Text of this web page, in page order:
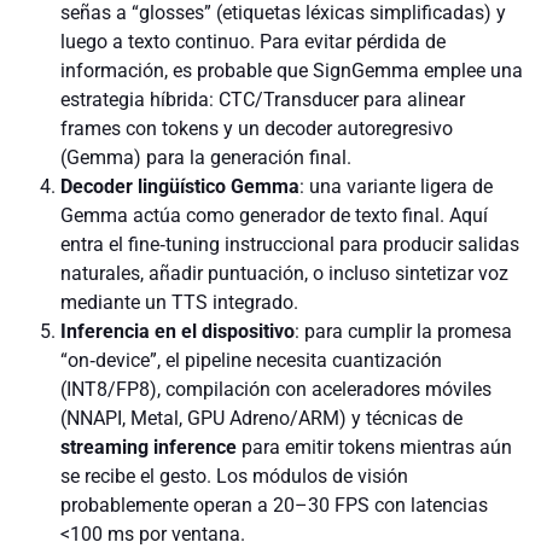
señas a “glosses” (etiquetas léxicas simplificadas) y
luego a texto continuo. Para evitar pérdida de
información, es probable que SignGemma emplee una
estrategia híbrida: CTC/Transducer para alinear
frames con tokens y un decoder autoregresivo
(Gemma) para la generación final.
Decoder lingüístico Gemma: una variante ligera de
Gemma actúa como generador de texto final. Aquí
entra el fine‑tuning instruccional para producir salidas
naturales, añadir puntuación, o incluso sintetizar voz
mediante un TTS integrado.
Inferencia en el dispositivo: para cumplir la promesa
“on‑device”, el pipeline necesita cuantización
(INT8/FP8), compilación con aceleradores móviles
(NNAPI, Metal, GPU Adreno/ARM) y técnicas de
streaming inference para emitir tokens mientras aún
se recibe el gesto. Los módulos de visión
probablemente operan a 20–30 FPS con latencias
<100 ms por ventana.